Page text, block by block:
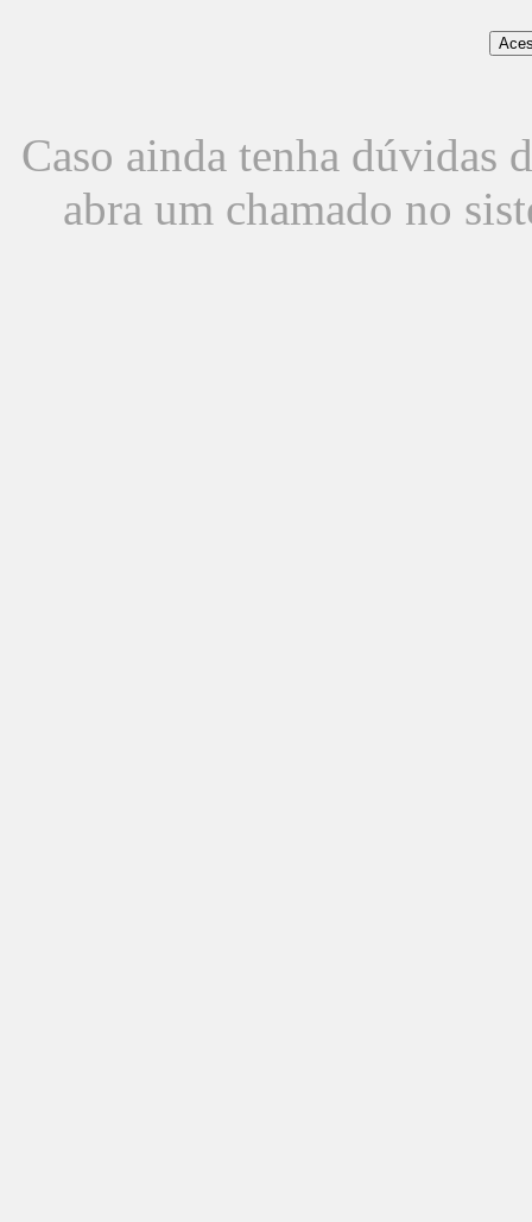
Caso ainda tenha dúvidas
abra um chamado no